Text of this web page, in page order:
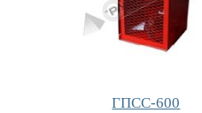
ГПСС-600